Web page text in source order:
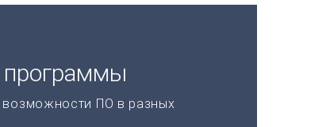
программы
ПО в разных